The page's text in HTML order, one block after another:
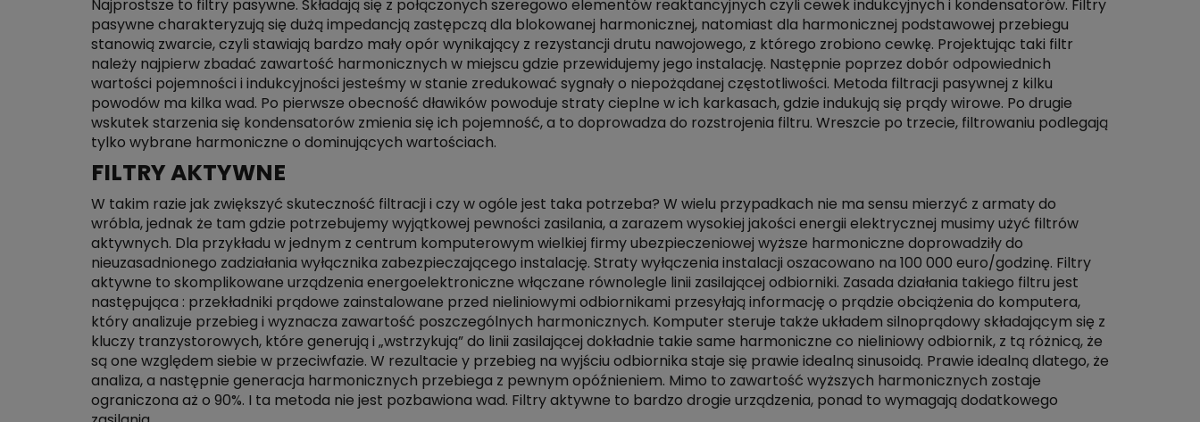
Najprostsze to filtry pasywne. Składają się z połączonych szeregowo elementów reaktancyjnych czyli cewek indukcyjnych i kondensatorów. Filtry
pasywne charakteryzują się dużą impedancją zastępczą dla blokowanej harmonicznej, natomiast dla harmonicznej podstawowej przebiegu
stanowią zwarcie, czyli stawiają bardzo mały opór wynikający z rezystancji drutu nawojowego, z którego zrobiono cewkę. Projektując taki filtr
należy najpierw zbadać zawartość harmonicznych w miejscu gdzie przewidujemy jego instalację. Następnie poprzez dobór odpowiednich
wartości pojemności i indukcyjności jesteśmy w stanie zredukować sygnały o niepożądanej częstotliwości. Metoda filtracji pasywnej z kilku
powodów ma kilka wad. Po pierwsze obecność dławików powoduje straty cieplne w ich karkasach, gdzie indukują się prądy wirowe. Po drugie
wskutek starzenia się kondensatorów zmienia się ich pojemność, a to doprowadza do rozstrojenia filtru. Wreszcie po trzecie, filtrowaniu podlegają
tylko wybrane harmoniczne o dominujących wartościach.
FILTRY AKTYWNE
W takim razie jak zwiększyć skuteczność filtracji i czy w ogóle jest taka potrzeba? W wielu przypadkach nie ma sensu mierzyć z armaty do
wróbla, jednak że tam gdzie potrzebujemy wyjątkowej pewności zasilania, a zarazem wysokiej jakości energii elektrycznej musimy użyć filtrów
aktywnych. Dla przykładu w jednym z centrum komputerowym wielkiej firmy ubezpieczeniowej wyższe harmoniczne doprowadziły do
nieuzasadnionego zadziałania wyłącznika zabezpieczającego instalację. Straty wyłączenia instalacji oszacowano na 100 000 euro/godzinę. Filtry
aktywne to skomplikowane urządzenia energoelektroniczne włączane równolegle linii zasilającej odbiorniki. Zasada działania takiego filtru jest
następująca : przekładniki prądowe zainstalowane przed nieliniowymi odbiornikami przesyłają informację o prądzie obciążenia do komputera,
który analizuje przebieg i wyznacza zawartość poszczególnych harmonicznych. Komputer steruje także układem silnoprądowy składającym się z
kluczy tranzystorowych, które generują i „wstrzykują” do linii zasilającej dokładnie takie same harmoniczne co nieliniowy odbiornik, z tą różnicą, że
są one względem siebie w przeciwfazie. W rezultacie y przebieg na wyjściu odbiornika staje się prawie idealną sinusoidą. Prawie idealną dlatego, że
analiza, a następnie generacja harmonicznych przebiega z pewnym opóźnieniem. Mimo to zawartość wyższych harmonicznych zostaje
ograniczona aż o 90%. I ta metoda nie jest pozbawiona wad. Filtry aktywne to bardzo drogie urządzenia, ponad to wymagają dodatkowego